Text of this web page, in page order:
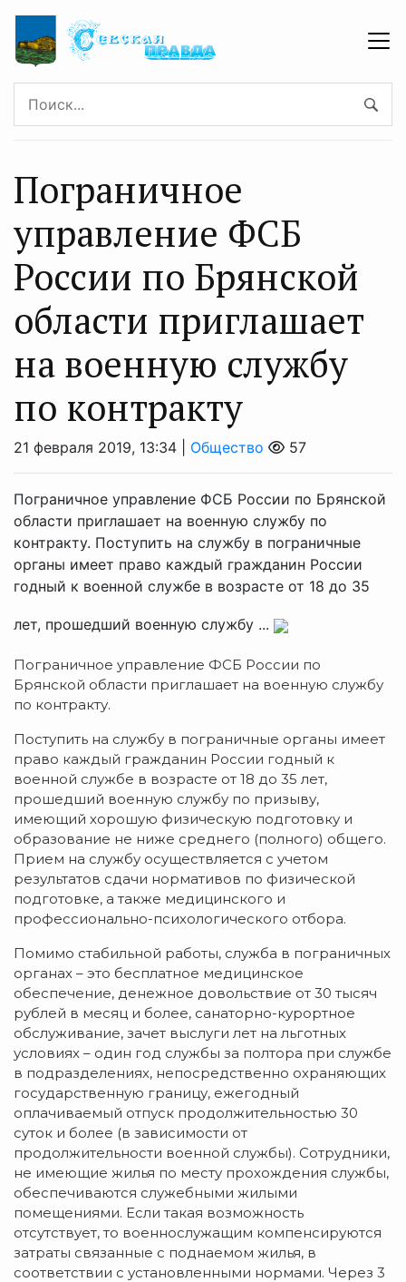
Пограничное
управление ФСБ
России по Брянской
области приглашает
на военную службу
по контракту
21 февраля 2019, 13:34 | Общество 57
Пограничное управление ФСБ России по Брянской
области приглашает на военную службу по
контракту. Поступить на службу в пограничные
органы имеет право каждый гражданин России
годный к военной службе в возрасте от 18 до 35
лет, прошедший военную службу ...
Пограничное управление ФСБ России по
Брянской области приглашает на военную службу
по контракту.
Поступить на службу в пограничные органы имеет
право каждый гражданин России годный к
военной службе в возрасте от 18 до 35 лет,
прошедший военную службу по призыву,
имеющий хорошую физическую подготовку и
образование не ниже среднего (полного) общего.
Прием на службу осуществляется с учетом
результатов сдачи нормативов по физической
подготовке, а также медицинского и
профессионально-психологического отбора.
Помимо стабильной работы, служба в пограничных
органах – это бесплатное медицинское
обеспечение, денежное довольствие от 30 тысяч
рублей в месяц и более, санаторно-курортное
обслуживание, зачет выслуги лет на льготных
условиях – один год службы за полтора при службе
в подразделениях, непосредственно охраняющих
государственную границу, ежегодный
оплачиваемый отпуск продолжительностью 30
суток и более (в зависимости от
продолжительности военной службы). Сотрудники,
не имеющие жилья по месту прохождения службы,
обеспечиваются служебными жилыми
помещениями. Если такая возможность
отсутствует, то военнослужащим компенсируются
затраты связанные с поднаемом жилья, в
соответствии с установленными нормами. Через 3